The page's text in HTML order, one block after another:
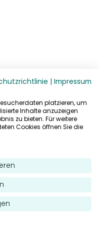
| Impressum
platzieren, um
Inhalte anzuzeigen
zu bieten. Für weitere
Cookies öffnen Sie die